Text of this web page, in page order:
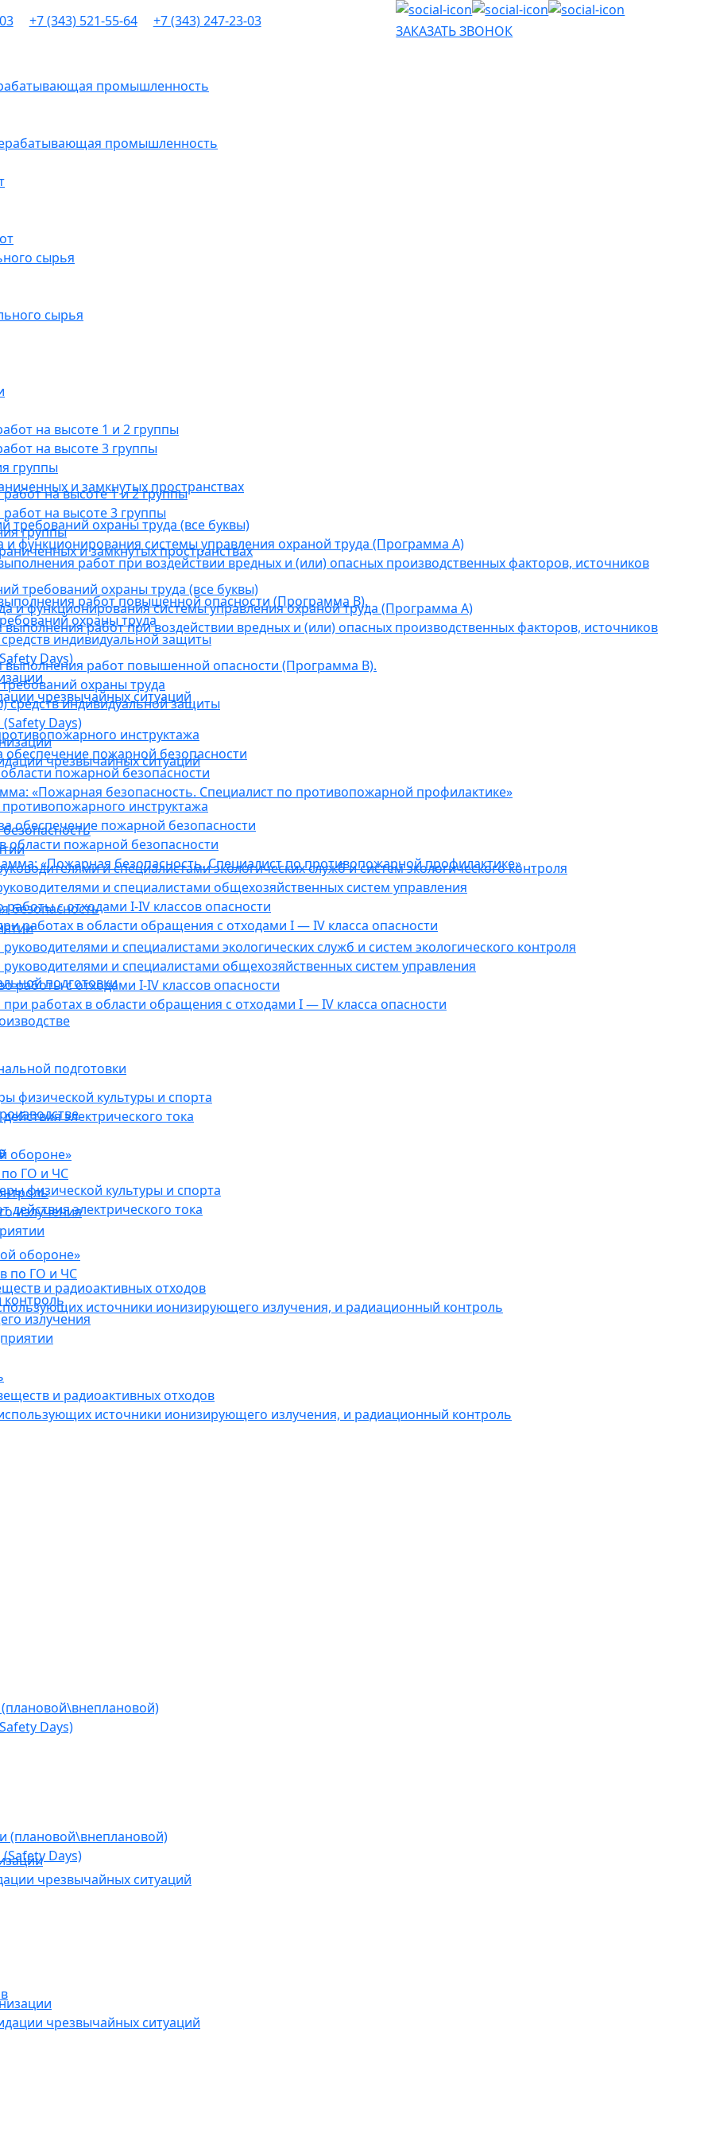
промышленность
сырья
на высоте 1 и 2 группы
на высоте 3 группы
группы
и замкнутых пространствах
требований охраны труда (все буквы)
функционирования системы управления охраной труда (Программа А)
работ при воздействии вредных и (или) опасных производственных факторов, источников
работ повышенной опасности (Программа В).
охраны труда
индивидуальной защиты
Days)
чрезвычайных ситуаций
инструктажа
пожарной безопасности
пожарной безопасности
«Пожарная безопасность. Специалист по противопожарной профилактике»
и специалистами экологических служб и систем экологического контроля
и специалистами общехозяйственных систем управления
с отходами I-IV классов опасности
работах в области обращения с отходами I — IV класса опасности
подготовки
физической культуры и спорта
электрического тока
обороне»
ГО и ЧС
излучения
и радиоактивных отходов
источники ионизирующего излучения, и радиационный контроль
Days)
чрезвычайных ситуаций
+7 (343) 521-55-64 +7 (343) 247-23-03
ЗАКАЗАТЬ ЗВОНОК
промышленность
сырья
на высоте 1 и 2 группы
на высоте 3 группы
группы
и замкнутых пространствах
требований охраны труда (все буквы)
и функционирования системы управления охраной труда (Программа А)
работ при воздействии вредных и (или) опасных производственных факторов, источников
работ повышенной опасности (Программа В).
охраны труда
индивидуальной защиты
Days)
чрезвычайных ситуаций
инструктажа
обеспечение пожарной безопасности
пожарной безопасности
«Пожарная безопасность. Специалист по противопожарной профилактике»
безопасность
и специалистами экологических служб и систем экологического контроля
и специалистами общехозяйственных систем управления
работы с отходами I-IV классов опасности
работах в области обращения с отходами I — IV класса опасности
подготовки
физической культуры и спорта
электрического тока
обороне»
по ГО и ЧС
контроль
излучения
и радиоактивных отходов
источники ионизирующего излучения, и радиационный контроль
(плановой\внеплановой)
Days)
чрезвычайных ситуаций